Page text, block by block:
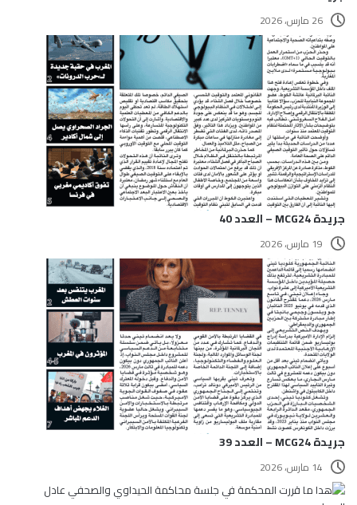
26 مارس، 2026
جريدة MCG24 – العدد 40
19 مارس، 2026
جريدة MCG24 – العدد 39
14 مارس، 2026